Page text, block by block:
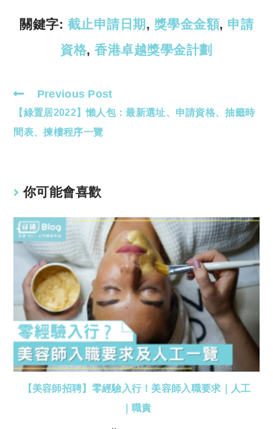
k
p
關鍵字: 截止申請日期 , 獎學金金額, 申請
資格, 香港卓越獎學金計劃
Read
more
articles
Previous Post
【綠置居2022】懶人包：最新選址、申請資格、抽籤時
間表、揀樓程序一覽
你可能會喜歡
【美容師招聘】零經驗入行！美容師入職要求｜人工
｜職責